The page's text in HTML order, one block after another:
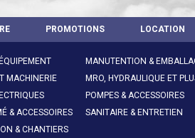
PROMOTIONS LOCATION
MACHINERIE
& ACCESSOIRES
& CHANTIERS
MANUTENTION &
MRO, HYDRAULIQUE ET
POMPES & ACCESSOIRES
SANITAIRE & ENTRETIEN